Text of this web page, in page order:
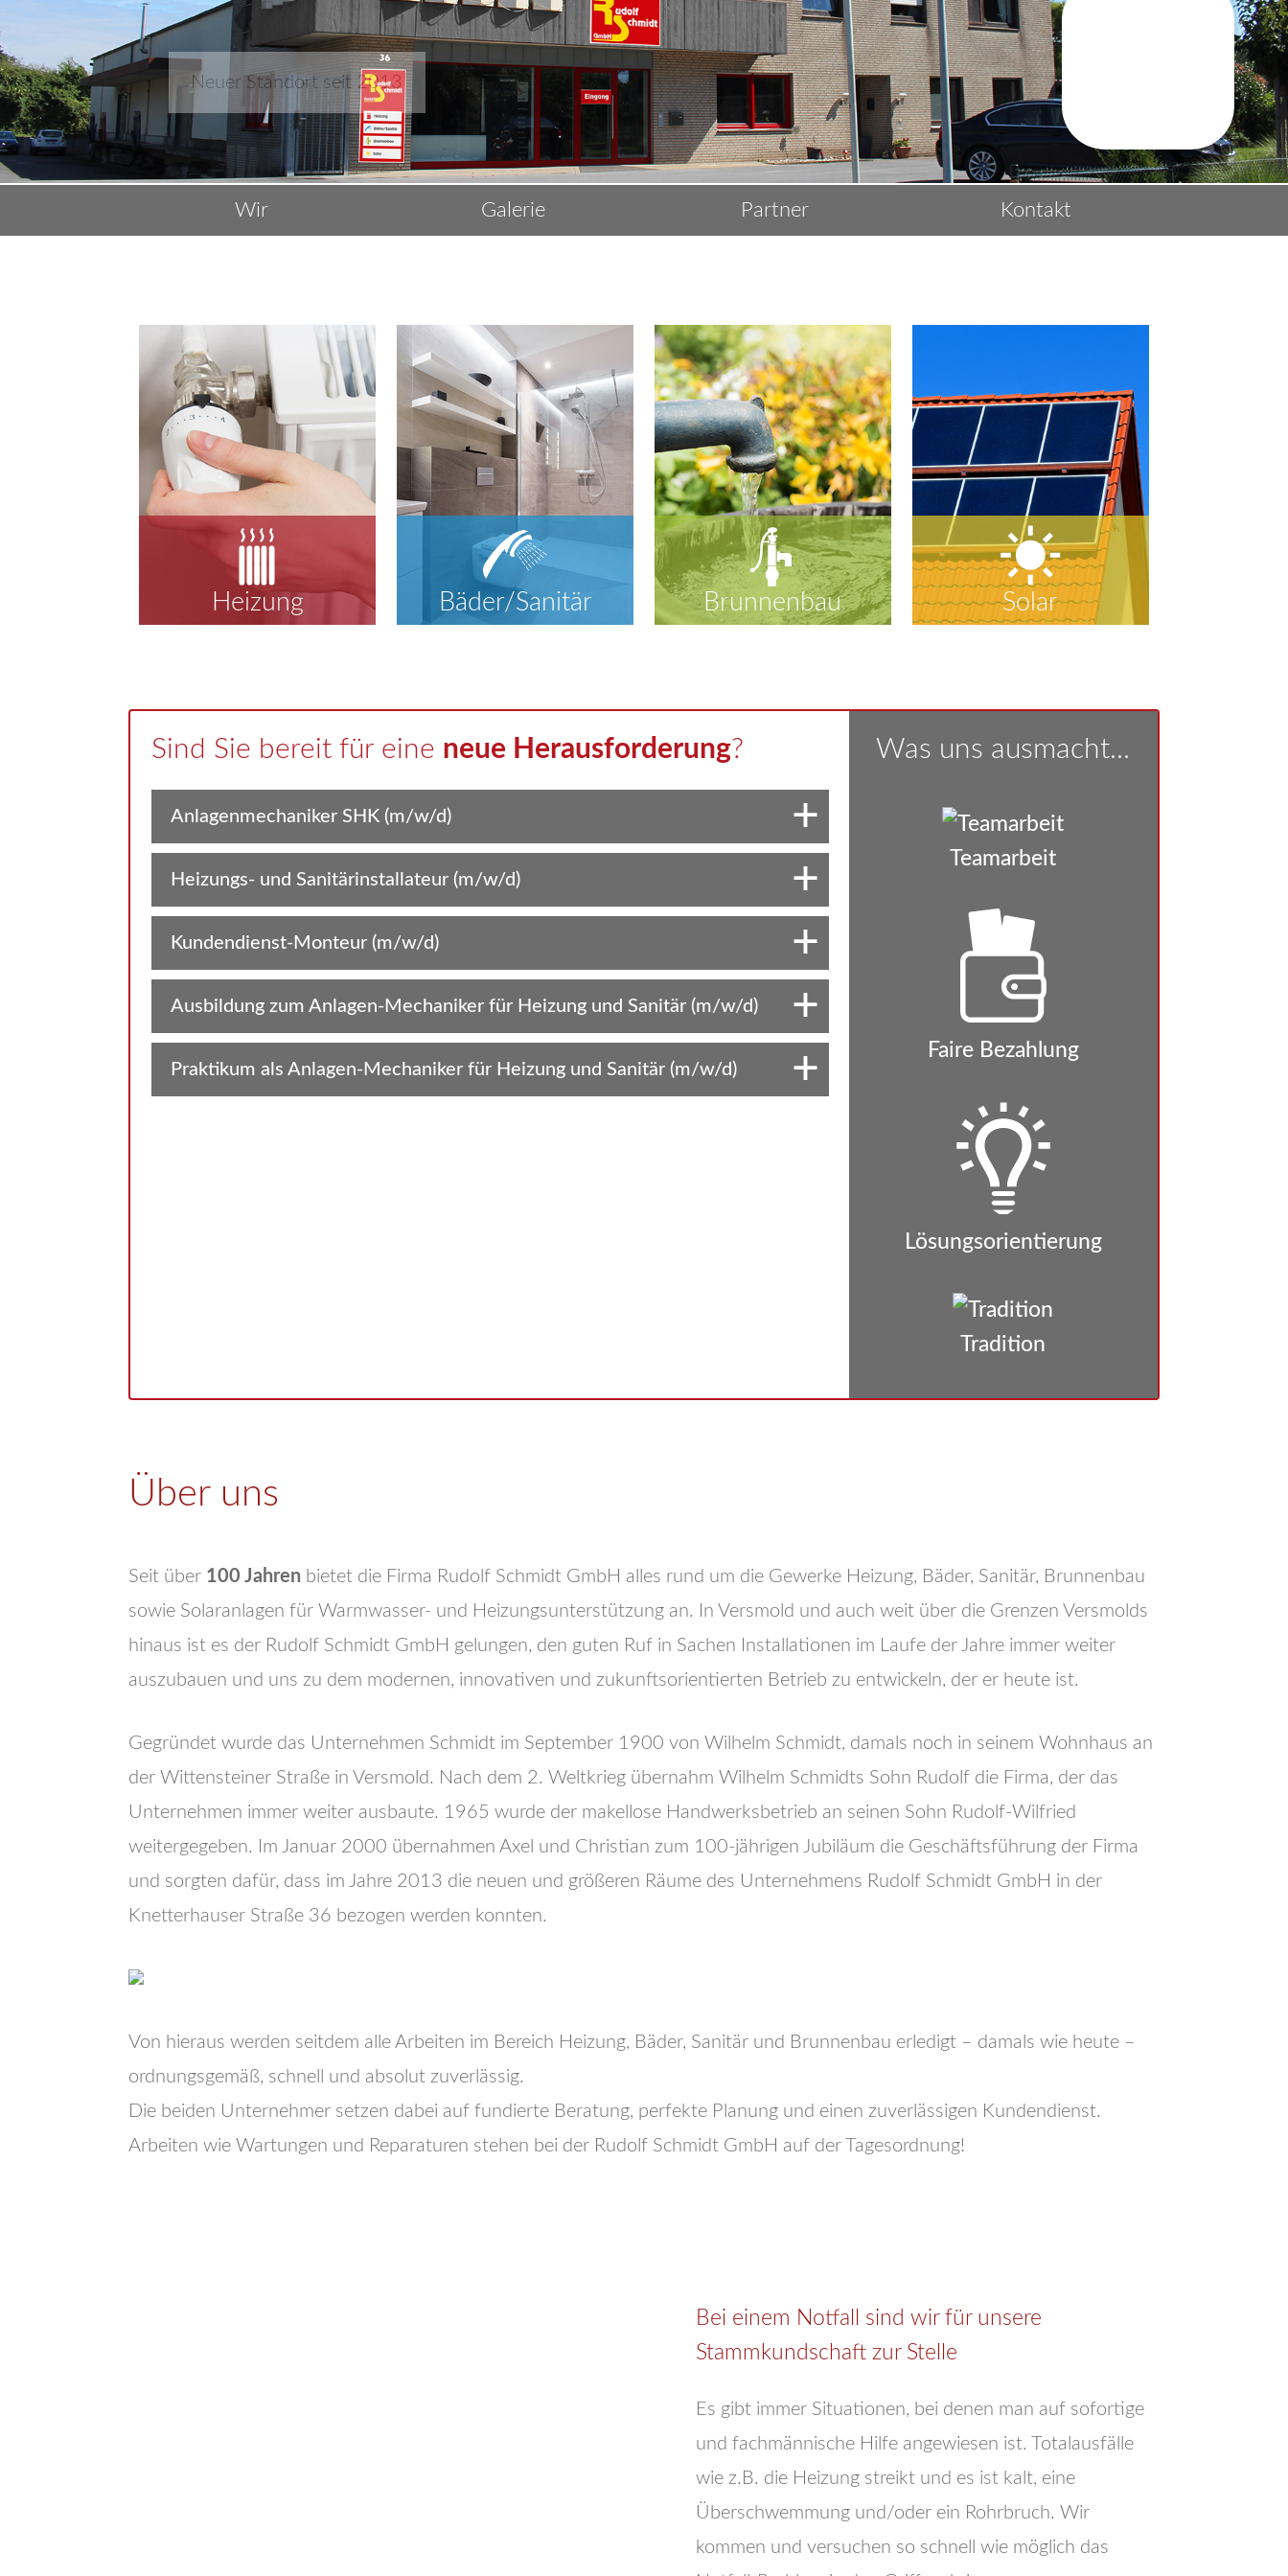
Neuer Standort seit 2013
Wir Galerie Partner Kontakt
Heizung Bäder/Sanitär Brunnenbau Solar
Sind Sie bereit für eine neue Herausforderung?
Anlagenmechaniker SHK (m/w/d)
Heizungs- und Sanitärinstallateur (m/w/d)
Kundendienst-Monteur (m/w/d)
Ausbildung zum Anlagen-Mechaniker für Heizung und Sanitär (m/w/d)
Praktikum als Anlagen-Mechaniker für Heizung und Sanitär (m/w/d)
Was uns ausmacht...
Teamarbeit
Faire Bezahlung
Lösungsorientierung
Tradition
Über uns
Seit über 100 Jahren bietet die Firma Rudolf Schmidt GmbH alles rund um die Gewerke Heizung, Bäder, Sanitär, Brunnenbau
sowie Solaranlagen für Warmwasser- und Heizungsunterstützung an. In Versmold und auch weit über die Grenzen Versmolds
hinaus ist es der Rudolf Schmidt GmbH gelungen, den guten Ruf in Sachen Installationen im Laufe der Jahre immer weiter
auszubauen und uns zu dem modernen, innovativen und zukunftsorientierten Betrieb zu entwickeln, der er heute ist.
Gegründet wurde das Unternehmen Schmidt im September 1900 von Wilhelm Schmidt, damals noch in seinem Wohnhaus an
der Wittensteiner Straße in Versmold. Nach dem 2. Weltkrieg übernahm Wilhelm Schmidts Sohn Rudolf die Firma, der das
Unternehmen immer weiter ausbaute. 1965 wurde der makellose Handwerksbetrieb an seinen Sohn Rudolf-Wilfried
weitergegeben. Im Januar 2000 übernahmen Axel und Christian zum 100-jährigen Jubiläum die Geschäftsführung der Firma
und sorgten dafür, dass im Jahre 2013 die neuen und größeren Räume des Unternehmens Rudolf Schmidt GmbH in der
Knetterhauser Straße 36 bezogen werden konnten.
Von hieraus werden seitdem alle Arbeiten im Bereich Heizung, Bäder, Sanitär und Brunnenbau erledigt – damals wie heute –
ordnungsgemäß, schnell und absolut zuverlässig.
Die beiden Unternehmer setzen dabei auf fundierte Beratung, perfekte Planung und einen zuverlässigen Kundendienst.
Arbeiten wie Wartungen und Reparaturen stehen bei der Rudolf Schmidt GmbH auf der Tagesordnung!
Bei einem Notfall sind wir für unsere
Stammkundschaft zur Stelle
Es gibt immer Situationen, bei denen man auf sofortige
und fachmännische Hilfe angewiesen ist. Totalausfälle
wie z.B. die Heizung streikt und es ist kalt, eine
Überschwemmung und/oder ein Rohrbruch. Wir
kommen und versuchen so schnell wie möglich das